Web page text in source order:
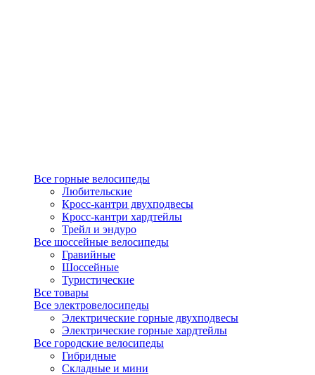
Все горные велосипеды
Любительские
Кросс-кантри двухподвесы
Кросс-кантри хардтейлы
Трейл и эндуро
Все шоссейные велосипеды
Гравийные
Шоссейные
Туристические
Все товары
Все электровелосипеды
Электрические горные двухподвесы
Электрические горные хардтейлы
Все городские велосипеды
Гибридные
Складные и мини